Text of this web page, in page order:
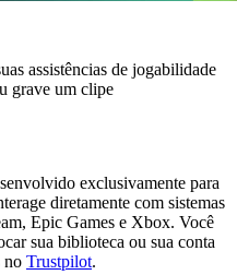
assistências de jogabilidade
grave um clipe
exclusivamente para
diretamente com sistemas
Epic Games e Xbox. Você
sua biblioteca ou sua conta
no Trustpilot.